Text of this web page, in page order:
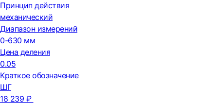
Принцип действия
механический
Диапазон измерений
0-630 мм
Цена деления
0.05
Краткое обозначение
ШГ
18 239 ₽